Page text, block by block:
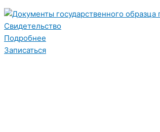
Свидетельство
Подробнее
Записаться